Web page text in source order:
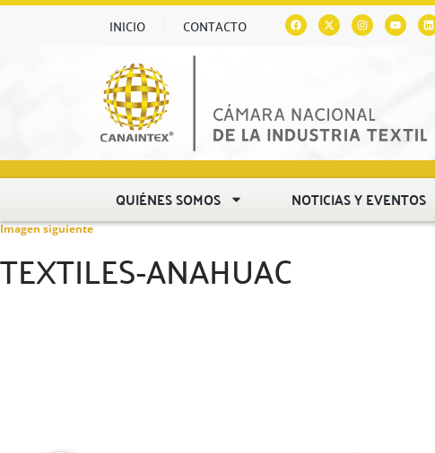
INICIO CONTACTO
QUIÉNES SOMOS NOTICIAS Y EVENTOS
Imagen siguiente
TEXTILES-ANAHUAC